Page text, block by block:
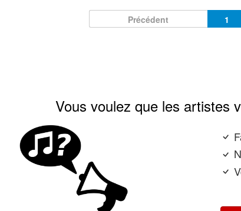
Précédent 1
Vous voulez que les artistes